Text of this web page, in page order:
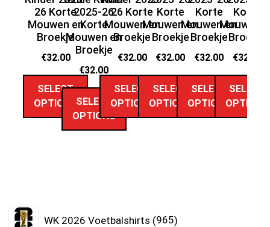
26 Korte
Mouwen en
Broekje
€32.00
SELECT
OPTIONS
2025-26
Korte
Mouwen en
Broekje
€32.00
SELECT
OPTIONS
26 Korte
Mouwen en
Broekje
€32.00
SELECT
OPTIONS
Korte
Mouwen en
Broekje
€32.00
SELECT
OPTIONS
Korte
Mouwen en
Broekje
€32.00
SELECT
OPTIONS
Korte
Mouwen
Broekje
€32.00
SELECT
OPTIONS
WK 2026 Voetbalshirts 965